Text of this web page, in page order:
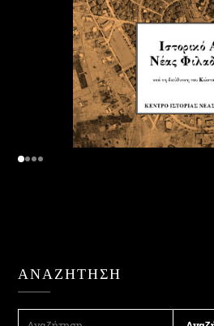
ΑΝΑΖΉΤΗΣΗ
ΑΝΑΖΉΤΗΣΗ